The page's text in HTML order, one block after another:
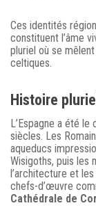
Ces identités
constituent l’âme
pluriel où se
celtiques.
Histoire
L’Espagne a été
siècles. Les
aqueducs
Wisigoths, puis les
l’architecture et
chefs-d’œuvre
Cathédrale de